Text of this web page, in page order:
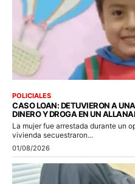
POLICIALES
CASO LOAN: DETUVIERON A
DINERO Y DROGA EN UN
La mujer fue arrestada durante un
vivienda secuestraron...
01/08/2026